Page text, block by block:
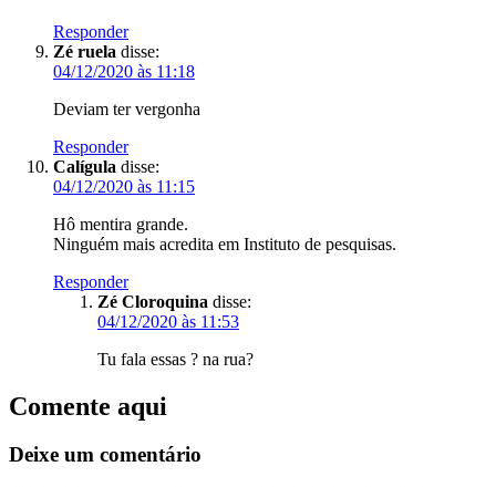
Responder
Zé ruela disse:
04/12/2020 às 11:18
Deviam ter vergonha
Responder
Calígula disse:
04/12/2020 às 11:15
Hô mentira grande.
Ninguém mais acredita em Instituto de pesquisas.
Responder
Zé Cloroquina disse:
04/12/2020 às 11:53
Tu fala essas ? na rua?
Comente aqui
Deixe um comentário